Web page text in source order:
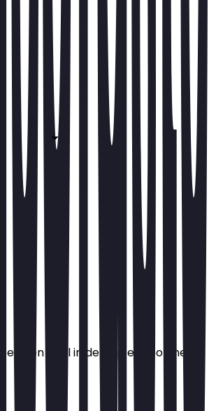
een deal in de app en toon het in